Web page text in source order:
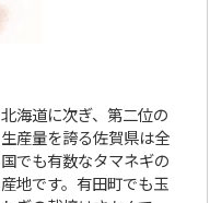
北海道に次ぎ、第二位の
生産量を誇る佐賀県は全
国でも有数なタマネギの
産地です。有田町でも玉